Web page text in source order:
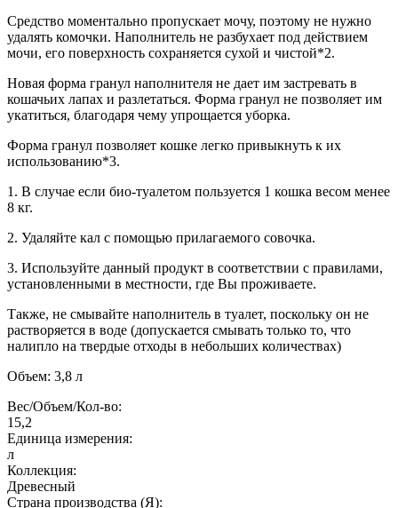
Средство моментально пропускает мочу, поэтому не нужно
удалять комочки. Наполнитель не разбухает под действием
мочи, его поверхность сохраняется сухой и чистой*2.
Новая форма гранул наполнителя не дает им застревать в
кошачьих лапах и разлетаться. Форма гранул не позволяет им
укатиться, благодаря чему упрощается уборка.
Форма гранул позволяет кошке легко привыкнуть к их
использованию*3.
1. В случае если био-туалетом пользуется 1 кошка весом менее
8 кг.
2. Удаляйте кал с помощью прилагаемого совочка.
3. Используйте данный продукт в соответствии с правилами,
установленными в местности, где Вы проживаете.
Также, не смывайте наполнитель в туалет, поскольку он не
растворяется в воде (допускается смывать только то, что
налипло на твердые отходы в небольших количествах)
Объем: 3,8 л
Вес/Объем/Кол-во:
15,2
Единица измерения:
л
Коллекция:
Древесный
Страна производства (Я):